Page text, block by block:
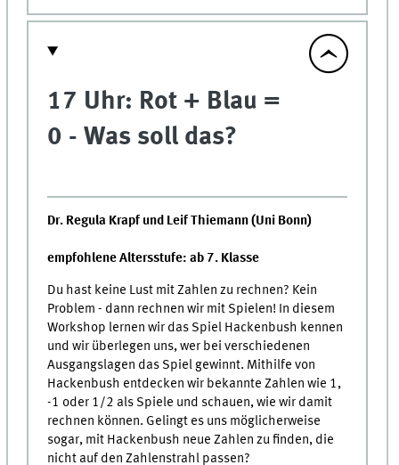
17 Uhr: Rot + Blau =
0 - Was soll das?
Dr. Regula Krapf und Leif Thiemann (Uni Bonn)
empfohlene Altersstufe: ab 7. Klasse
Du hast keine Lust mit Zahlen zu rechnen? Kein
Problem - dann rechnen wir mit Spielen! In diesem
Workshop lernen wir das Spiel Hackenbush kennen
und wir überlegen uns, wer bei verschiedenen
Ausgangslagen das Spiel gewinnt. Mithilfe von
Hackenbush entdecken wir bekannte Zahlen wie 1,
-1 oder 1/2 als Spiele und schauen, wie wir damit
rechnen können. Gelingt es uns möglicherweise
sogar, mit Hackenbush neue Zahlen zu finden, die
nicht auf den Zahlenstrahl passen?